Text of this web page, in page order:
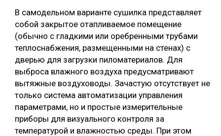
В самодельном варианте сушилка представляет
собой закрытое отапливаемое помещение
(обычно с гладкими или оребренными трубами
теплоснабжения, размещенными на стенах) с
дверью для загрузки пиломатериалов. Для
выброса влажного воздуха предусматривают
вытяжные воздуховоды. Зачастую отсутствует не
только система автоматизации управления
параметрами, но и простые измерительные
приборы для визуального контроля за
температурой и влажностью среды. При этом